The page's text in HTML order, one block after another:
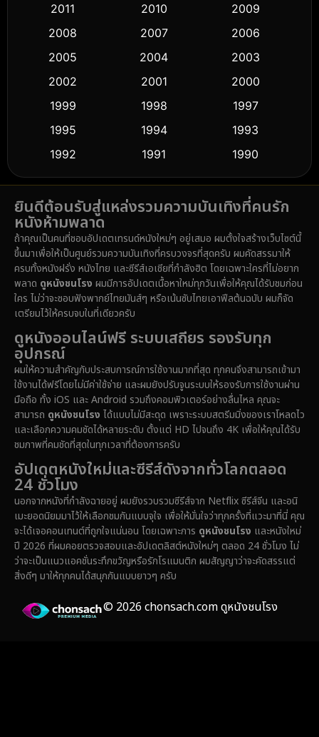
Crime อาชญากรรม (518)
Cult Film
Dance เต้น (10)
Detective สืบสวน (59)
Disaster
Disney+ (5)
Documentary สารคดี (91)
Dystopian
Emotional (61)
Epic มหากาพย์ (222)
Family ครอบครัว
Fantasy จินตนาการ (329)
Fiction (14)
Gothic
2011
2010
2009
2008
2007
2006
2005
2004
2003
2002
2001
2000
1999
1998
1997
1995
1994
1993
1992
1991
1990
1989
1988
1986
1985
1983
1982
1981
1971
1962 1953
ยินดีต้อนรับสู่แหล่งรวมความบันเทิงที่คนรัก
หนังห้ามพลาด
ถ้าคุณเป็นคนที่ชอบอัปเดตเทรนด์หนังใหม่ๆ อยู่เสมอ ผมตั้งใจสร้างเว็บไซต์นี้
ขึ้นมาเพื่อให้เป็นศูนย์รวมความบันเทิงที่ครบวงจรที่สุดครับ ผมคัดสรรมาให้
ครบทั้งหนังฝรั่ง หนังไทย และซีรีส์เอเชียที่กำลังฮิต โดยเฉพาะใครที่ไม่อยาก
พลาด ดูหนังชนโรง ผมมีการอัปเดตเนื้อหาใหม่ทุกวันเพื่อให้คุณได้รับชมก่อน
ใคร ไม่ว่าจะชอบฟังพากย์ไทยมันส์ๆ หรือเน้นซับไทยเอาฟีลต้นฉบับ ผมก็จัด
เตรียมไว้ให้ครบจบในที่เดียวครับ
ดูหนังออนไลน์ฟรี ระบบเสถียร รองรับทุก
อุปกรณ์
ผมให้ความสำคัญกับประสบการณ์การใช้งานมากที่สุด ทุกคนจึงสามารถเข้ามา
ใช้งานได้ฟรีโดยไม่มีค่าใช้จ่าย และผมยังปรับจูนระบบให้รองรับการใช้งานผ่าน
มือถือ ทั้ง iOS และ Android รวมถึงคอมพิวเตอร์อย่างลื่นไหล คุณจะ
สามารถ ดูหนังชนโรง ได้แบบไม่มีสะดุด เพราะระบบสตรีมมิ่งของเราโหลดไว
และเลือกความคมชัดได้หลายระดับ ตั้งแต่ HD ไปจนถึง 4K เพื่อให้คุณได้รับ
ชมภาพที่คมชัดที่สุดในทุกเวลาที่ต้องการครับ
อัปเดตหนังใหม่และซีรีส์ดังจากทั่วโลกตลอด
24 ชั่วโมง
นอกจากหนังที่กำลังฉายอยู่ ผมยังรวบรวมซีรีส์จาก Netflix ซีรีส์จีน และอนิ
เมะยอดนิยมมาไว้ให้เลือกชมกันแบบจุใจ เพื่อให้มั่นใจว่าทุกครั้งที่แวะมาที่นี่ คุณ
จะได้เจอคอนเทนต์ที่ถูกใจแน่นอน โดยเฉพาะการ ดูหนังชนโรง และหนังใหม่
ปี 2026 ที่ผมคอยตรวจสอบและอัปเดตลิสต์หนังใหม่ๆ ตลอด 24 ชั่วโมง ไม่
ว่าจะเป็นแนวแอคชั่นระทึกขวัญหรือรักโรแมนติก ผมสัญญาว่าจะคัดสรรแต่
สิ่งดีๆ มาให้ทุกคนได้สนุกกันแบบยาวๆ ครับ
© 2026 chonsach.com ดูหนังชนโรง